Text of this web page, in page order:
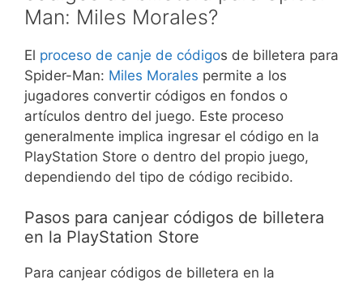
Man: Miles Morales?
El proceso de canje de códigos de billetera para
Spider-Man: Miles Morales permite a los
jugadores convertir códigos en fondos o
artículos dentro del juego. Este proceso
generalmente implica ingresar el código en la
PlayStation Store o dentro del propio juego,
dependiendo del tipo de código recibido.
Pasos para canjear códigos de billetera
en la PlayStation Store
Para canjear códigos de billetera en la